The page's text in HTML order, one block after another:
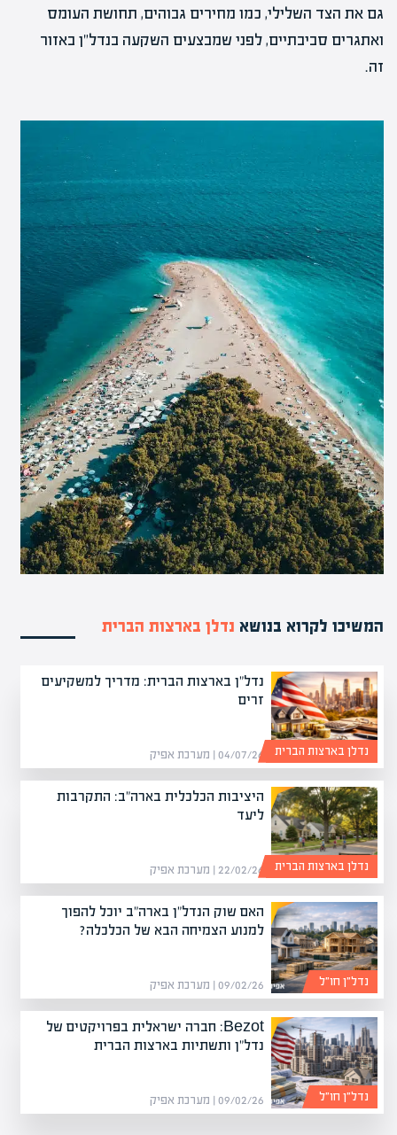
גם את הצד השלילי, כמו מחירים גבוהים, תחושת העומס
ואתגרים סביבתיים, לפני שמבצעים השקעה בנדל"ן באזור
זה.
המשיכו לקרוא בנושא נדלן בארצות הברית
נדל"ן בארצות הברית: מדריך למשקיעים
זרים
04/07/26 | מערכת אפיק נדלן בארצות הברית
היציבות הכלכלית בארה"ב: התקרבות
ליעד
22/02/26 | מערכת אפיק נדלן בארצות הברית
האם שוק הנדל"ן בארה"ב יוכל להפוך
למנוע הצמיחה הבא של הכלכלה?
09/02/26 | מערכת אפיק נדל״ן חו״ל
Bezot: חברה ישראלית בפרויקטים של
נדל"ן ותשתיות בארצות הברית
09/02/26 | מערכת אפיק נדל״ן חו״ל